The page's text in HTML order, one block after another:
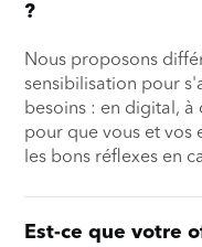
?
Nous proposons
sensibilisation pour
besoins : en digital, à
pour que vous et vos
les bons réflexes en
Est-ce que votre